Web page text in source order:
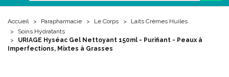
Accueil Parapharmacie Le Corps
Laits Crèmes Huiles
Soins Hydratants
URIAGE Hyséac Gel Nettoyant 150ml - Purifiant - Peaux à
Imperfections, Mixtes à Grasses